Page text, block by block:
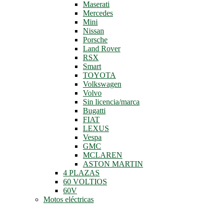
Maserati
Mercedes
Mini
Nissan
Porsche
Land Rover
RSX
Smart
TOYOTA
Volkswagen
Volvo
Sin licencia/marca
Bugatti
FIAT
LEXUS
Vespa
GMC
MCLAREN
ASTON MARTIN
4 PLAZAS
60 VOLTIOS
60V
Motos eléctricas